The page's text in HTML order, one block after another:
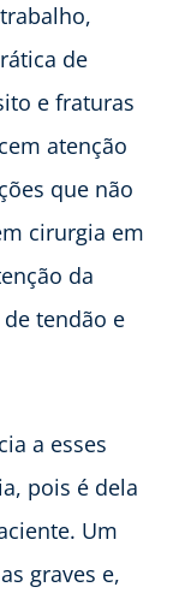
de
e fraturas
atenção
que não
cirurgia em
da
tendão e
a esses
pois é dela
Um
graves e,